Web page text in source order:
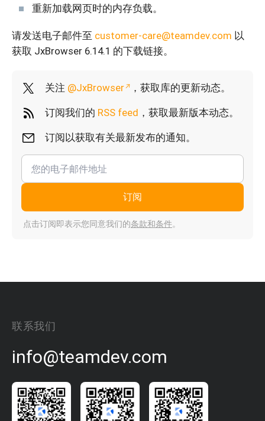
重新加载网页时的内存负载。
请发送电子邮件至 customer-care@teamdev.com 以
获取 JxBrowser 6.14.1 的下载链接。
关注 @JxBrowser
，获取库的更新动态。
订阅我们的 RSS feed ，获取最新版本动态。
订阅以获取有关最新发布的通知。
订阅
点击订阅即表示您同意我们的条款和条件。
联系我们
info@teamdev.com